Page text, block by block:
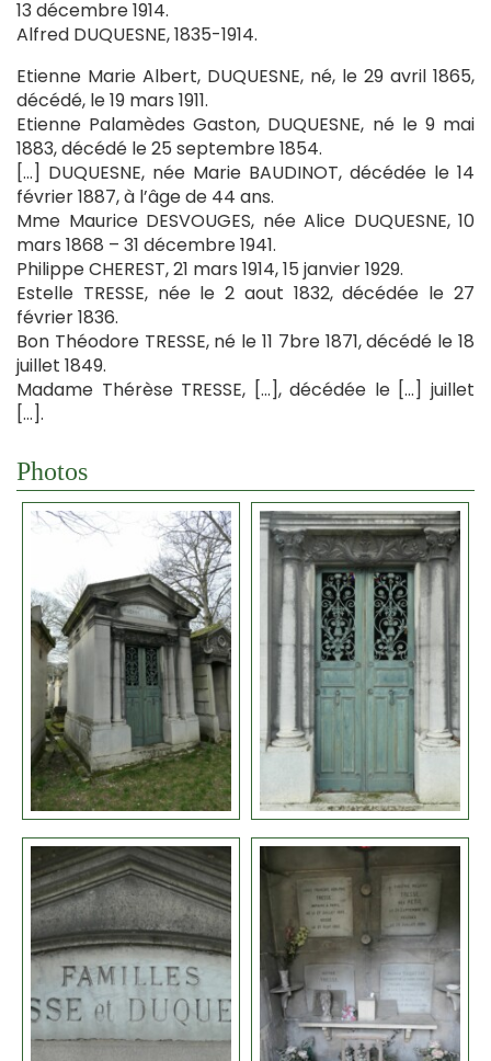
13 décembre 1914.
Alfred DUQUESNE, 1835-1914.
Etienne Marie Albert, DUQUESNE, né, le 29 avril 1865,
décédé, le 19 mars 1911.
Etienne Palamèdes Gaston, DUQUESNE, né le 9 mai
1883, décédé le 25 septembre 1854.
[…] DUQUESNE, née Marie BAUDINOT, décédée le 14
février 1887, à l’âge de 44 ans.
Mme Maurice DESVOUGES, née Alice DUQUESNE, 10
mars 1868 – 31 décembre 1941.
Philippe CHEREST, 21 mars 1914, 15 janvier 1929.
Estelle TRESSE, née le 2 aout 1832, décédée le 27
février 1836.
Bon Théodore TRESSE, né le 11 7bre 1871, décédé le 18
juillet 1849.
Madame Thérèse TRESSE, […], décédée le […] juillet
[…].
Photos